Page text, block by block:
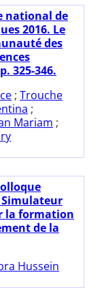
national de
2016. Le
des
325-346.
; Trouche
;
Mariam ;
Simulateur
la formation
de la
Hussein